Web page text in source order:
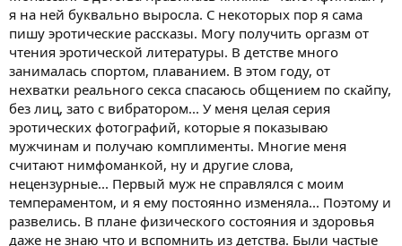
я на ней буквально выросла. С некоторых пор я сама
пишу эротические рассказы. Могу получить оргазм от
чтения эротической литературы. В детстве много
занималась спортом, плаванием. В этом году, от
нехватки реального секса спасаюсь общением по скайпу,
без лиц, зато с вибратором... У меня целая серия
эротических фотографий, которые я показываю
мужчинам и получаю комплименты. Многие меня
считают нимфоманкой, ну и другие слова,
нецензурные... Первый муж не справлялся с моим
темпераментом, и я ему постоянно изменяла... Поэтому и
развелись. В плане физического состояния и здоровья
даже не знаю что и вспомнить из детства. Были частые